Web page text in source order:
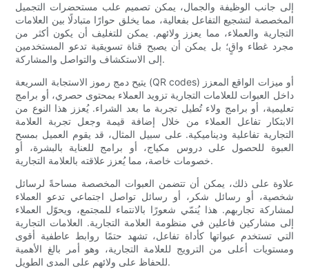
إلى جانب الوظيفة والجمال، يمكن تصميم علب مستحضرات التجميل
المخصصة لتشجيع التفاعل بفعالية، مما يخلق حوارًا متبادلًا بين العلامات
التجارية والعملاء، مما يعزز ولائهم. يمكن للتغليف أن يكون أكثر من
مجرد غطاء واقٍ؛ بل يمكن أن يصبح قناة تسويقية تدعو المستخدمين
إلى الاستكشاف والتواصل والمشاركة.
يتيح دمج رموز الاستجابة السريعة (QR codes) أو ميزات الواقع المعزز
داخل العبوات للعلامات التجارية تزويد العملاء بمحتوى حصري، أو برامج
تعليمية، أو برامج ولاء تُطيل تجربة ما بعد الشراء. يُعزز هذا النوع من
الابتكار تفاعل العملاء من خلال إضافة قيمة وجعل تجربة العلامة
التجارية تفاعلية وديناميكية. على سبيل المثال، قد يقوم العميل بمسح
العبوة للحصول على دروس مكياج، أو برامج للعناية بالبشرة، أو
خصومات خاصة، مما يُعزز علاقته بالعلامة التجارية.
علاوة على ذلك، يمكن أن تتضمن العبوات المخصصة مساحةً لرسائل
شخصية، أو رسائل شكر، أو رسائل تواصل اجتماعي تدعو العملاء
لمشاركة تجاربهم. هذا يُنمّي شعورًا بالانتماء للمجتمع، ويحوّل العملاء
إلى مشاركين فاعلين في منظومة العلامة التجارية. العلامات التجارية
التي تستخدم عبواتها كأداة تفاعل، تشهد حتمًا روابط عاطفية أقوى
ومستويات أعلى من الترويج للعلامة التجارية، وهو أمر بالغ الأهمية
للحفاظ على ولائهم على المدى الطويل.